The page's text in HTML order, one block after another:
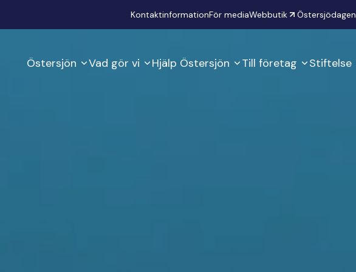
KontaktinformationFör mediaWebbutik Östersjödagen
Östersjön Vad gör vi Hjälp Östersjön Till företag Stiftelse